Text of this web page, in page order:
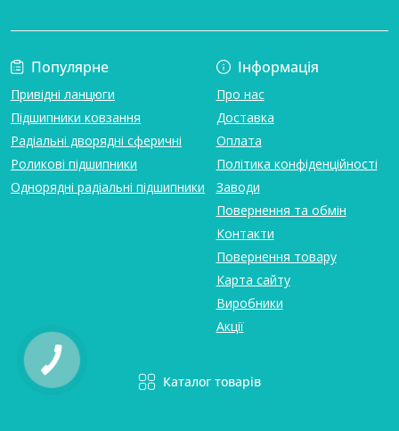
Популярне
Привідні ланцюги
Підшипники ковзання
Радіальні дворядні сферичні
Роликові підшипники
Однорядні радіальні підшипники
Інформація
Про нас
Доставка
Оплата
Політика конфіденційності
Заводи
Повернення та обмін
Контакти
Повернення товару
Карта сайту
Виробники
Акції
Каталог товарів